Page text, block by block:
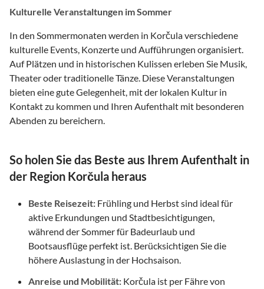
Kulturelle Veranstaltungen im Sommer
In den Sommermonaten werden in Korčula verschiedene
kulturelle Events, Konzerte und Aufführungen organisiert.
Auf Plätzen und in historischen Kulissen erleben Sie Musik,
Theater oder traditionelle Tänze. Diese Veranstaltungen
bieten eine gute Gelegenheit, mit der lokalen Kultur in
Kontakt zu kommen und Ihren Aufenthalt mit besonderen
Abenden zu bereichern.
So holen Sie das Beste aus Ihrem Aufenthalt in
der Region Korčula heraus
Beste Reisezeit: Frühling und Herbst sind ideal für
aktive Erkundungen und Stadtbesichtigungen,
während der Sommer für Badeurlaub und
Bootsausflüge perfekt ist. Berücksichtigen Sie die
höhere Auslastung in der Hochsaison.
Anreise und Mobilität: Korčula ist per Fähre von